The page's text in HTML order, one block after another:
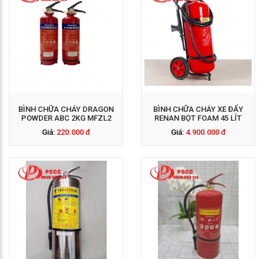
BÌNH CHỮA CHÁY DRAGON
POWDER ABC 2KG MFZL2
Giá: 220.000 đ
GỌI NGAY: 0938 563
114
BÌNH CHỮA CHÁY XE ĐẨY
RENAN BỌT FOAM 45 LÍT
Giá: 4.900.000 đ
GỌI NGAY: 0938 563
114